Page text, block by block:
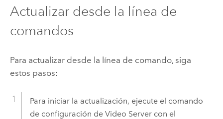
Actualizar desde la línea de
comandos
Para actualizar desde la línea de comando, siga
estos pasos:
Para iniciar la actualización, ejecute el comando
de configuración de Video Servercon el